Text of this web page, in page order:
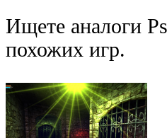
Ищете аналоги
похожих игр.